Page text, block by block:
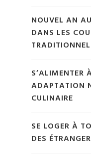
NOUVEL AN
DANS LES
S’ALIMENTER
ADAPTATION
CULINAIRE
SE LOGER À
DES